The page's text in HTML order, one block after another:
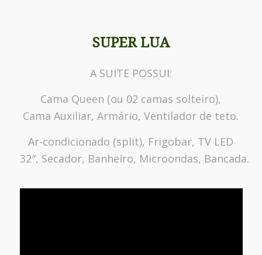
SUPER LUA
A SUITE POSSUI:
Cama Queen (ou 02 camas solteiro),
Cama Auxiliar, Armário, Ventilador de teto.
Ar-condicionado (split), Frigobar, TV LED
32″, Secador, Banheiro, Microondas, Bancada.